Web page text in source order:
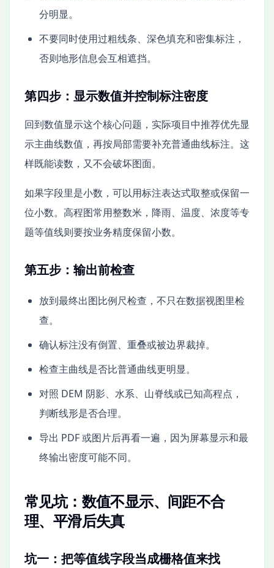
分明显。
不要同时使用过粗线条、深色填充和密集标注，
否则地形信息会互相遮挡。
第四步：显示数值并控制标注密度
回到数值显示这个核心问题，实际项目中推荐优先显
示主曲线数值，再按局部需要补充普通曲线标注。这
样既能读数，又不会破坏图面。
如果字段里是小数，可以用标注表达式取整或保留一
位小数。高程图常用整数米，降雨、温度、浓度等专
题等值线则要按业务精度保留小数。
第五步：输出前检查
放到最终出图比例尺检查，不只在数据视图里检
查。
确认标注没有倒置、重叠或被边界裁掉。
检查主曲线是否比普通曲线更明显。
对照 DEM 阴影、水系、山脊线或已知高程点，
判断线形是否合理。
导出 PDF 或图片后再看一遍，因为屏幕显示和最
终输出密度可能不同。
常见坑：数值不显示、间距不合
理、平滑后失真
坑一：把等值线字段当成栅格值来找